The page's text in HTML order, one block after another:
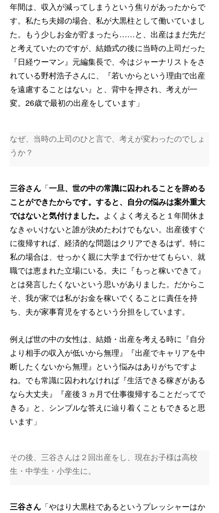
年間は、収入が減ってしまうという焦りがあったからで
す。私たち夫婦の場合、私が大黒柱として働いていまし
た。もう少しお金が貯まったら……と、出産はまだ先だ
と考えていたのですが、結婚式の後に当時の上司だった
『日経ウーマン』元編集長で、今はジャーナリストをさ
れている野村浩子さんに、『若いからという理由で出産
を遠慮することはない』と、背中を押され、考えが一
変。26歳で最初の出産をしています」
なぜ、当時の上司のひと言で、考えが変わったのでしょ
うか？
三谷さん 「一旦、世の中の常識に囚われることを辞める
ことができたからです。すると、自分の悩みは案外重大
ではないと気付けました。 よくよく考えると１年間休ま
なきゃいけないと誰が決めたわけでもない。出産後すぐ
に復帰すれば、経済的な問題はクリアできるはず。特に
私の場合は、せっかく親に大学まで行かせてもらい、就
職では恵まれた立場にいる。夫に『もっと稼いできて』
とは発言したくないという思いがありました。だからこ
そ、我が家では私がお金を稼いでくることに責任を持
ち、夫が家事育児をするという分担をしています。
例えば世の中の女性は、結婚・出産を考える時に『自分
より相手の収入が低いから無理』『出産でキャリアを中
断したくないから無理』という悩みはありがちですよ
ね。でも常識に囚われなければ『生活できる稼ぎがある
なら大丈夫』『産後３ヵ月で仕事復帰することだってで
きる』と、シンプルな答えに辿り着くこともできると思
います」
その後、三谷さんは２回出産をし、現在お子様は高校
生・中学生・小学生に。
三谷さん 「やはり大黒柱であるというプレッシャーはか